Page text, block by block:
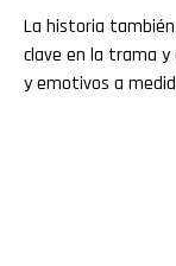
La historia
clave en la trama
y emotivos a